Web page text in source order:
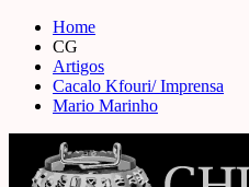
Skip
content
Home
CG
Artigos
Cacalo Kfouri/ Imprensa
Mario Marinho